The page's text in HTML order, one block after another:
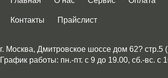
Контакты Прайслист
г. Москва, Дмитровское шоссе дом 62? стр.5
График работы: пн.-пт. с 9 до 19.00, сб.-вс. с